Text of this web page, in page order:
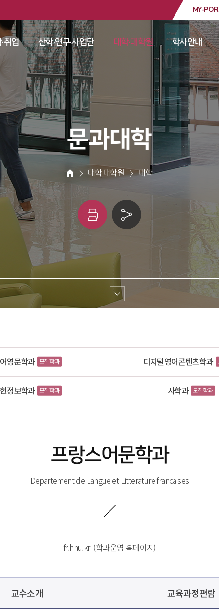
학교
MY-
취업 산학·연구·사업단 대학·대학원 학사안내
문과대학
HOME
대학·대학원 대학
쇄
크
영문학과 모집학과 디지털영어콘텐츠학과
정보학과 모집학과 사학과 모집학과
프랑스어문학과
Departement de Langue et Litterature francaises
fr.hnu.kr (학과운영 홈페이지)
교수소개 교육과정편람